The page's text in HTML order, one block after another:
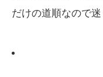
だけの道順なので